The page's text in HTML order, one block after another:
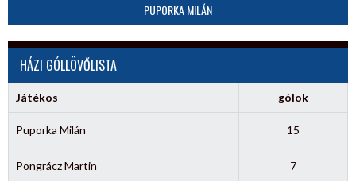
PUPORKA MILÁN
HÁZI GÓLLÖVŐLISTA
Játékos gólok
Puporka Milán 15
Pongrácz Martin 7